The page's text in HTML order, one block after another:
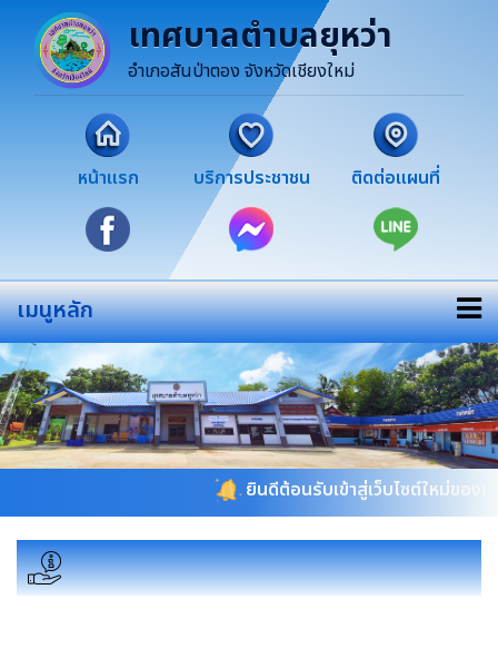
เทศบาลตำบลยุหว่า
อำเภอสันป่าตอง จังหวัดเชียงใหม่
หน้าแรก บริการประชาชน ติดต่อแผนที่
เมนูหลัก
ยินดีต้อนรับเข้าสู่เว็บไซต์ใหม่ของเทศบ